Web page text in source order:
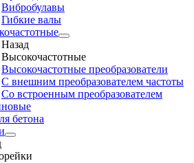
Вибробулавы
Гибкие валы
Назад
Высокочастотные
Высокочастотные преобразователи
С внешним преобразователем частоты
Cо встроенным преобразователем
бетона